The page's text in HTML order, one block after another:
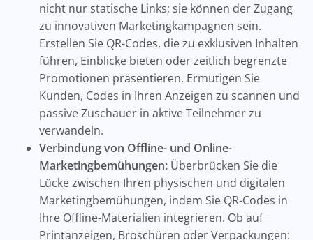
nicht nur statische Links; sie können der Zugang
zu innovativen Marketingkampagnen sein.
Erstellen Sie QR-Codes, die zu exklusiven Inhalten
führen, Einblicke bieten oder zeitlich begrenzte
Promotionen präsentieren. Ermutigen Sie
Kunden, Codes in Ihren Anzeigen zu scannen und
passive Zuschauer in aktive Teilnehmer zu
verwandeln.
Verbindung von Offline- und Online-
Marketingbemühungen: Überbrücken Sie die
Lücke zwischen Ihren physischen und digitalen
Marketingbemühungen, indem Sie QR-Codes in
Ihre Offline-Materialien integrieren. Ob auf
Printanzeigen, Broschüren oder Verpackungen: